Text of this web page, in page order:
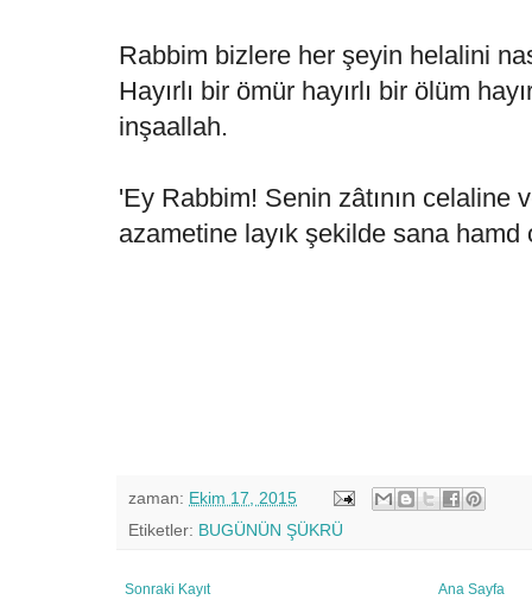
Rabbim bizlere her şeyin helalini
Hayırlı bir ömür hayırlı bir ölüm
inşaallah.
'Ey Rabbim! Senin zâtının celaline
azametine layık şekilde sana
zaman: Ekim 17, 2015
Etiketler: BUGÜNÜN ŞÜKRÜ
Sonraki Kayıt Ana Sayfa